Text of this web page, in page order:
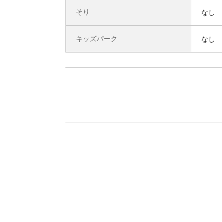
そり なし
キッズパーク なし